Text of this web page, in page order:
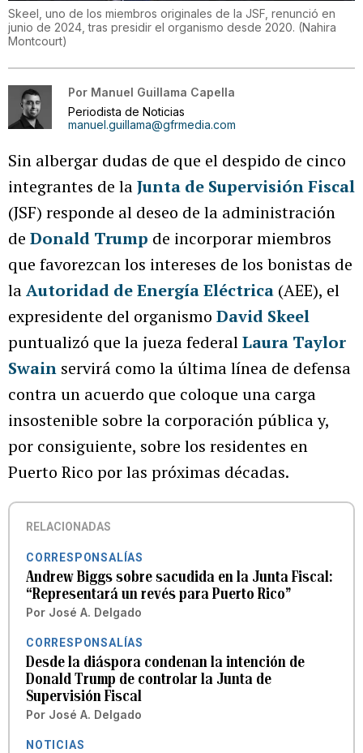
Skeel, uno de los miembros originales de la JSF, renunció en
junio de 2024, tras presidir el organismo desde 2020. (Nahira
Montcourt)
Por Manuel Guillama Capella
Periodista de Noticias
manuel.guillama@gfrmedia.com
Sin albergar dudas de que el despido de cinco
integrantes de laJunta de Supervisión Fiscal
(JSF) responde al deseo de la administración
de Donald Trump de incorporar miembros
que favorezcan los intereses de los bonistas de
laAutoridad de Energía Eléctrica (AEE), el
expresidente del organismo David Skeel
puntualizó que la jueza federalLaura Taylor
Swain servirá como la última línea de defensa
contra un acuerdo que coloque una carga
insostenible sobre la corporación pública y,
por consiguiente, sobre los residentes en
Puerto Rico por las próximas décadas.
RELACIONADAS
CORRESPONSALÍAS
Andrew Biggs sobre sacudida en la Junta Fiscal:
“Representará un revés para Puerto Rico”
Por José A. Delgado
CORRESPONSALÍAS
Desde la diáspora condenan la intención de
Donald Trump de controlar la Junta de
Supervisión Fiscal
Por José A. Delgado
NOTICIAS